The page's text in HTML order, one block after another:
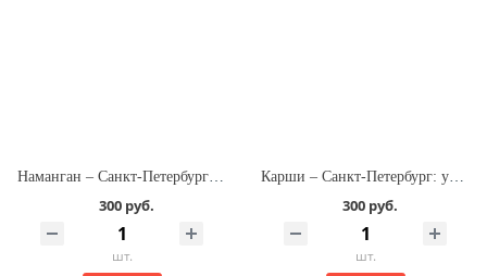
Наманган – Санкт-Петербург: услуга оформления билета на самолёт
300 руб.
шт.
Карши – Санкт-Петербург: услуга оформления билета на самолёт
300 руб.
шт.